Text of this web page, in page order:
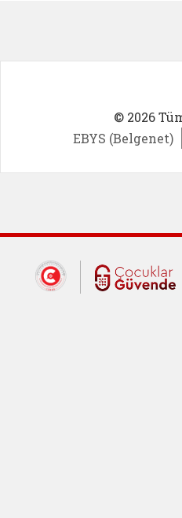
© 2026
EBYS (Belgenet)
Dış